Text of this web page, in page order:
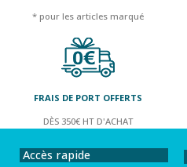
* pour les articles marqué
FRAIS DE PORT OFFERTS
DÈS 350€ HT D'ACHAT
Accès rapide